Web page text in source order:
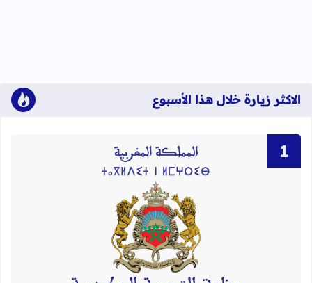
الاكثر زيارة خلال هذا الأسبوع
قراءة المزيد عن لوائح نهائية بأسماء